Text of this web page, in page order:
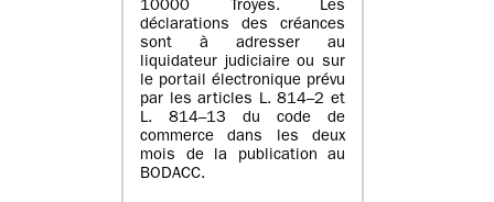
10000 Troyes. Les
déclarations des créances
sont à adresser au
liquidateur judiciaire ou sur
le portail électronique prévu
par les articles L. 814–2 et
L. 814–13 du code de
commerce dans les deux
mois de la publication au
BODACC.